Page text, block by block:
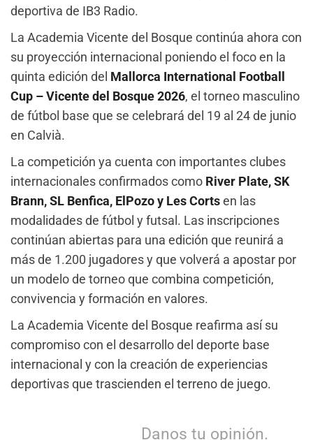
deportiva de IB3 Radio.
La Academia Vicente del Bosque continúa ahora con
su proyección internacional poniendo el foco en la
quinta edición del Mallorca International Football
Cup – Vicente del Bosque 2026, el torneo masculino
de fútbol base que se celebrará del 19 al 24 de junio
en Calvià.
La competición ya cuenta con importantes clubes
internacionales confirmados como River Plate, SK
Brann, SL Benfica, ElPozo y Les Cortsen las
modalidades de fútbol y futsal. Las inscripciones
continúan abiertas para una edición que reunirá a
más de 1.200 jugadores y que volverá a apostar por
un modelo de torneo que combina competición,
convivencia y formación en valores.
La Academia Vicente del Bosque reafirma así su
compromiso con el desarrollo del deporte base
internacional y con la creación de experiencias
deportivas que trascienden el terreno de juego.
Danos tu opinión.